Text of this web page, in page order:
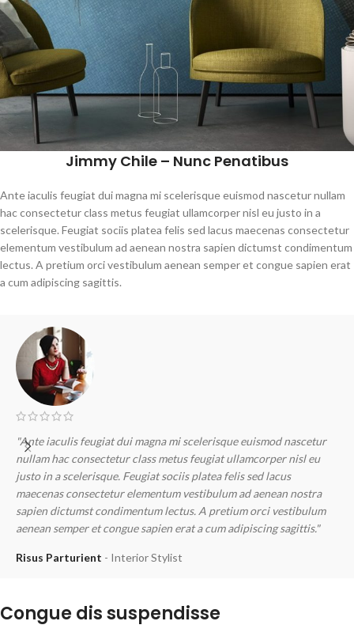
Jimmy Chile – Nunc Penatibus
Ante iaculis feugiat dui magna mi scelerisque euismod nascetur nullam
hac consectetur class metus feugiat ullamcorper nisl eu justo in a
scelerisque. Feugiat sociis platea felis sed lacus maecenas consectetur
elementum vestibulum ad aenean nostra sapien dictumst condimentum
lectus. A pretium orci vestibulum aenean semper et congue sapien erat
a cum adipiscing sagittis.
"Ante iaculis feugiat dui magna mi scelerisque euismod nascetur
nullam hac consectetur class metus feugiat ullamcorper nisl eu
justo in a scelerisque. Feugiat sociis platea felis sed lacus
maecenas consectetur elementum vestibulum ad aenean nostra
sapien dictumst condimentum lectus. A pretium orci vestibulum
aenean semper et congue sapien erat a cum adipiscing sagittis."
Risus Parturient Interior Stylist
Congue dis suspendisse